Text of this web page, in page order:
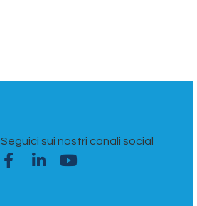
Seguici sui nostri canali social